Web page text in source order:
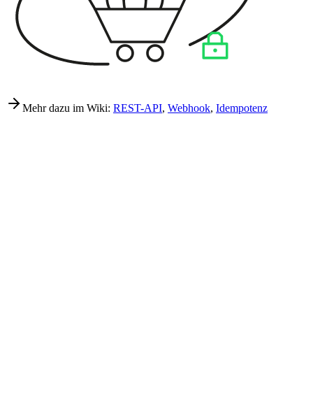
Mehr dazu im Wiki: REST-API, Webhook, Idempotenz